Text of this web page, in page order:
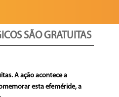
SÃO GRATUITAS
A ação acontece a
esta efeméride, a